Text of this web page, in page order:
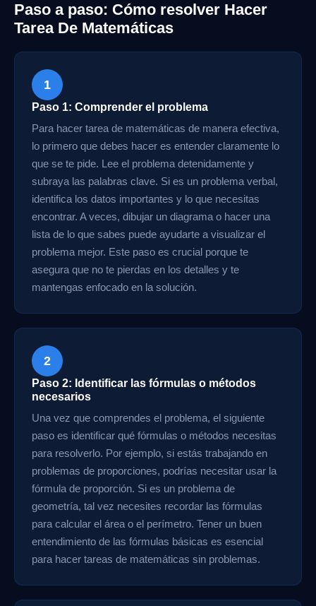
Paso a paso: Cómo resolver Hacer
Tarea De Matemáticas
1
Paso 1: Comprender el problema
Para hacer tarea de matemáticas de manera efectiva,
lo primero que debes hacer es entender claramente lo
que se te pide. Lee el problema detenidamente y
subraya las palabras clave. Si es un problema verbal,
identifica los datos importantes y lo que necesitas
encontrar. A veces, dibujar un diagrama o hacer una
lista de lo que sabes puede ayudarte a visualizar el
problema mejor. Este paso es crucial porque te
asegura que no te pierdas en los detalles y te
mantengas enfocado en la solución.
2
Paso 2: Identificar las fórmulas o métodos
necesarios
Una vez que comprendes el problema, el siguiente
paso es identificar qué fórmulas o métodos necesitas
para resolverlo. Por ejemplo, si estás trabajando en
problemas de proporciones, podrías necesitar usar la
fórmula de proporción. Si es un problema de
geometría, tal vez necesites recordar las fórmulas
para calcular el área o el perímetro. Tener un buen
entendimiento de las fórmulas básicas es esencial
para hacer tareas de matemáticas sin problemas.